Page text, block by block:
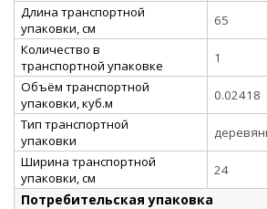
Длина транспортной
упаковки, см
65
Количество в
транспортной упаковке
1
Объём транспортной
упаковки, куб.м
0.02418
Тип транспортной
упаковки
Ширина транспортной
упаковки, см
24
Потребительская упаковка